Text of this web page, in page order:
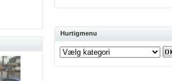
Hurtigmenu